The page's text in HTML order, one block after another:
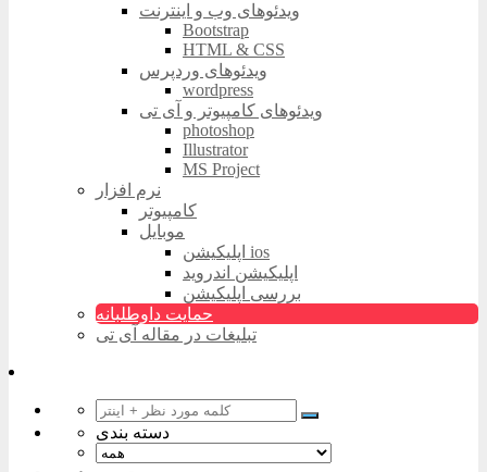
ویدئوهای وب و اینترنت
Bootstrap
HTML & CSS
ویدئوهای وردپرس
wordpress
ویدئوهای کامپیوتر و آی تی
photoshop
Illustrator
MS Project
نرم افزار
کامپیوتر
موبایل
اپلیکیشن ios
اپلیکیشن اندروید
بررسی اپلیکیشن
حمایت داوطلبانه
تبلیغات در مقاله آی تی
دسته بندی